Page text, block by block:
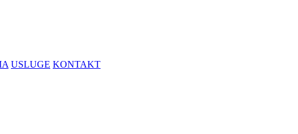
USLUGE KONTAKT